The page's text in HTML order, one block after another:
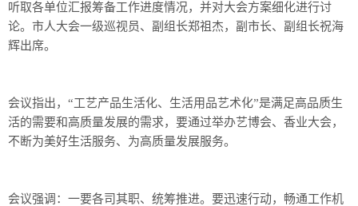
听取各单位汇报筹备工作进度情况，并对大会方案细化进行讨
论。市人大会一级巡视员、副组长郑祖杰，副市长、副组长祝海
辉出席。
会议指出，“工艺产品生活化、生活用品艺术化”是满足高品质生
活的需要和高质量发展的需求，要通过举办艺博会、香业大会，
不断为美好生活服务、为高质量发展服务。
会议强调：一要各司其职、统筹推进。要迅速行动，畅通工作机